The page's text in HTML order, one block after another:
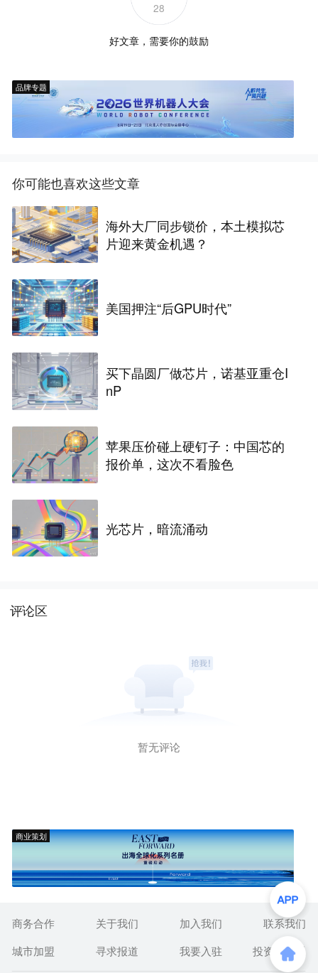
28
好文章，需要你的鼓励
品牌专题
你可能也喜欢这些文章
海外大厂同步锁价，本土模拟芯
片迎来黄金机遇？
美国押注“后GPU时代”
买下晶圆厂做芯片，诺基亚重仓I
nP
苹果压价碰上硬钉子：中国芯的
报价单，这次不看脸色
光芯片，暗流涌动
评论区
暂无评论
商业策划
商务合作 关于我们 加入我们
联系我们
城市加盟
寻求报道 我要入驻 投资者关系